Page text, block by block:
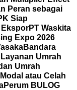
Peran sebagai
Siap
EksporPT Waskita
Expo 2026
Bandara
Umrah
Umrah
atau Celah
Perum BULOG